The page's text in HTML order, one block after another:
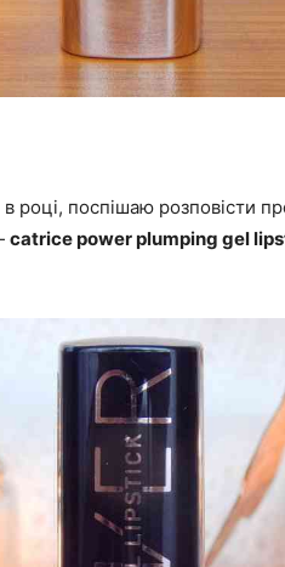
році, поспішаю розповісти
catrice power plumping gel